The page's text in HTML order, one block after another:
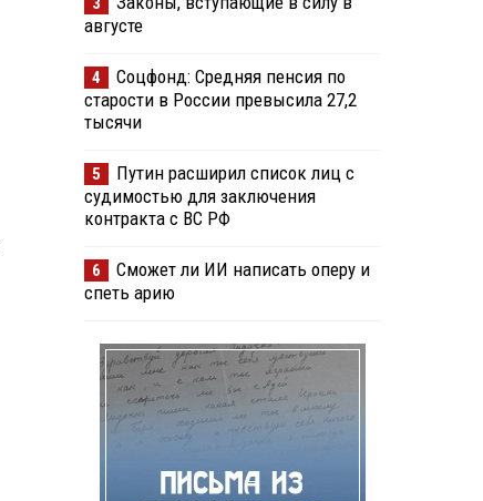
августе
4
Соцфонд: Средняя пенсия по
старости в России превысила 27,2
тысячи
5
Путин расширил список лиц с
судимостью для заключения
контракта с ВС РФ
6
Сможет ли ИИ написать оперу и
спеть арию